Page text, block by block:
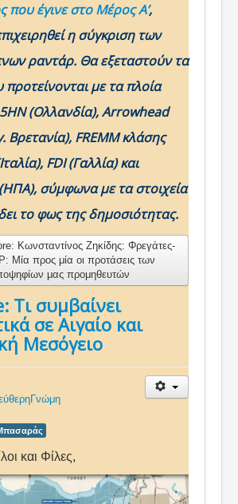
που έγινε στο Μέρος Α’,
η σύγκριση των
ραντάρ. Θα εξεταστούν τα
με τα πλοία
(Ολλανδία), Arrowhead
Βρετανία), FREMM κλάσης
FDI (Γαλλία) και
σύμφωνα με τα στοιχεία
το φως της δημοσιότητας.
Κωνσταντίνος Ζηκίδης: Φρεγάτες-
Μία προς μία οι προτάσεις των
μας προμηθευτών
Τι συμβαίνει
σε Αιγαίο και
Μεσόγειο
και Φίλες,